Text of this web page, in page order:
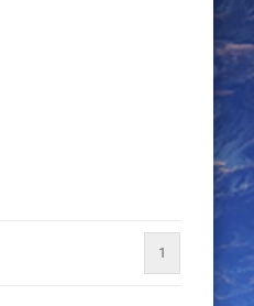
1